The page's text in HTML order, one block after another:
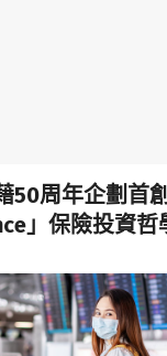
50周年企劃首創
」保險投資哲